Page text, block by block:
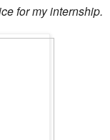
for my internship.